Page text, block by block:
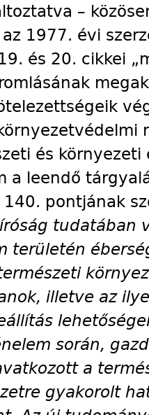
–
1977. évi
és 20. cikkei
és
a leendő
pontjának
tudatában
területén
illetve az
során,
a
gyakorolt